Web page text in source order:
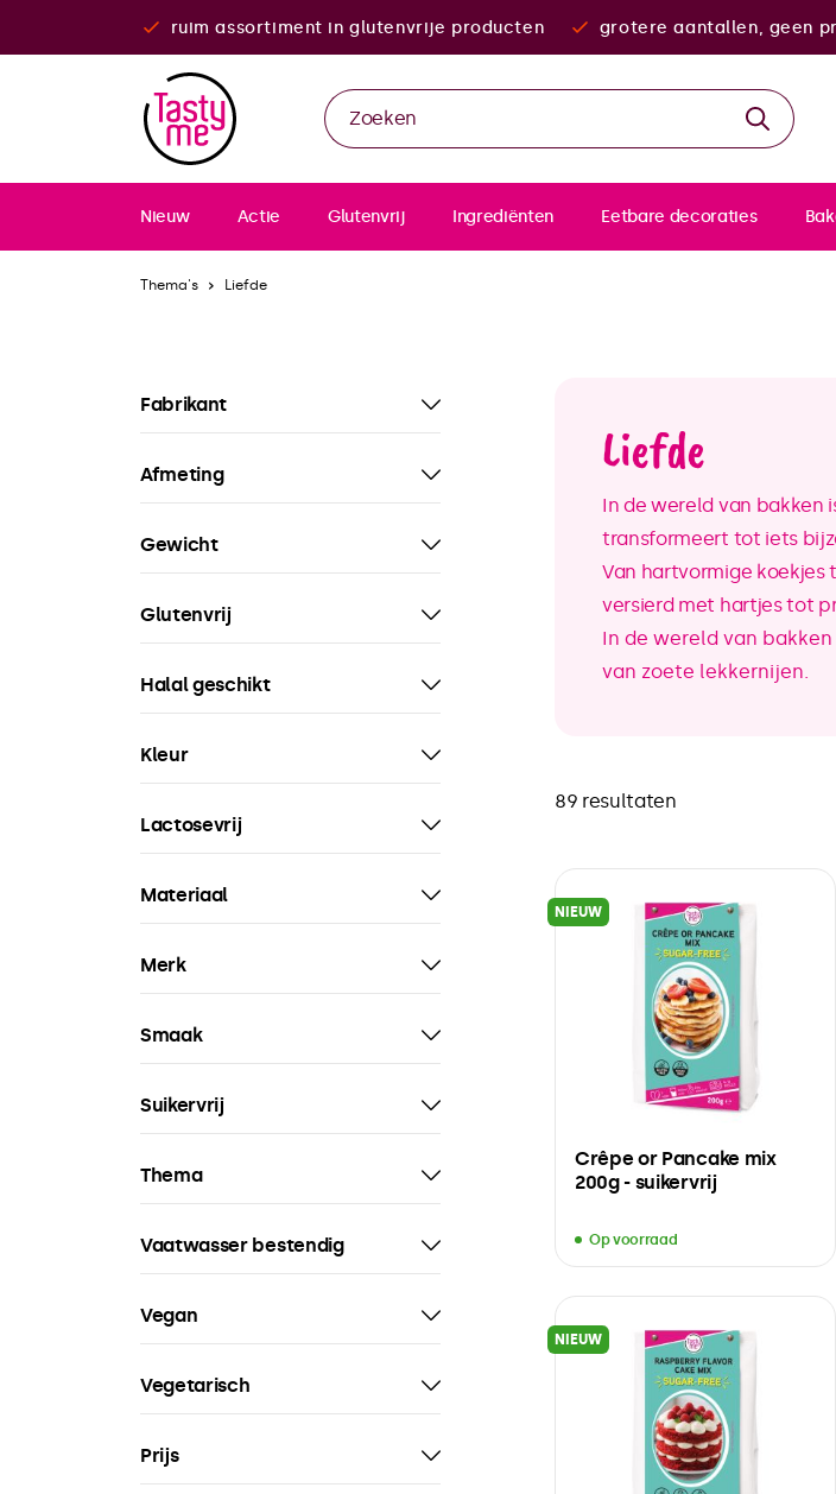
ruim assortiment in glutenvrije producten grotere aantallen, geen
Nieuw Actie Glutenvrij Ingrediënten Eetbare decoraties
Thema's Liefde
Fabrikant
Afmeting
Gewicht
Glutenvrij
Halal geschikt
Kleur
Lactosevrij
Materiaal
Merk
Smaak
Suikervrij
Thema
Vaatwasser bestendig
Vegan
Vegetarisch
Prijs
Liefde
In de wereld van bakken
transformeert tot iets
Van hartvormige
versierd met hartjes tot
In de wereld van
van zoete lekkernijen.
89 resultaten
NIEUW
Crêpe or Pancake mix
200g - suikervrij
Op voorraad
NIEUW